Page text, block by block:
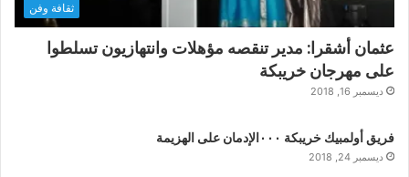
ثقافة وفن
عثمان أشقرا: مدير تنقصه مؤهلات وانتهازيون تسلطوا
على مهرجان خريبكة
ديسمبر 16, 2018
فريق أولمبيك خريبكة ٠٠٠الإدمان على الهزيمة
ديسمبر 24, 2018